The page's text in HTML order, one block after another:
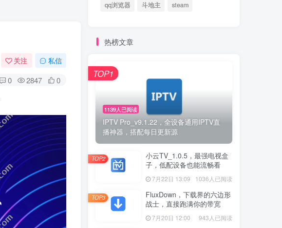
关注 私信
0 2847 0
qq浏览器
斗地主 steam
热榜文章
1139人已阅读
IPTV Pro_v9.1.22，全设备通用IPTV直
播神器，搭配每日更新源
TOP1
小云TV_1.0.5，最强电视盒
子，低配设备也能流畅看
7月22日 13:09 1036人已阅读
TOP2
FluxDown，下载界的六边形
战士，直接跑满你的带宽
7月20日 12:00 943人已阅读
TOP3